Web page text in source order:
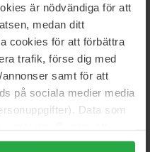
är nödvändiga för att
medan ditt
cookies för att förbättra
trafik, förse dig med
samt för att
på sociala medier media
Data som
du alla cookies,
som bare
med en svimlende